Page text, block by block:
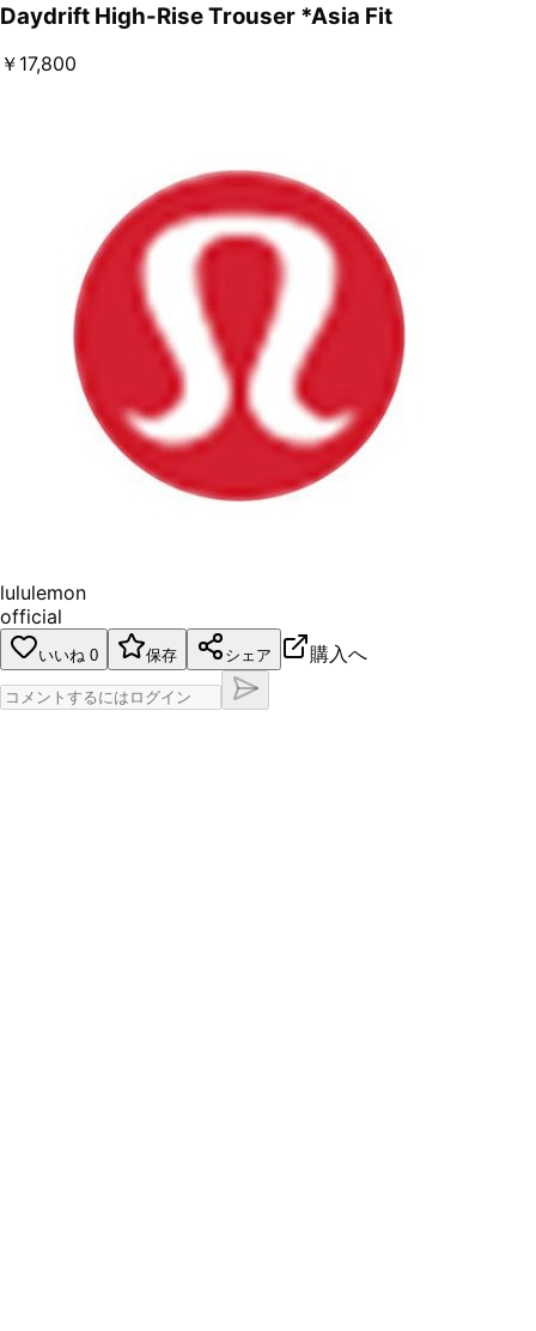
Daydrift High-Rise Trouser *Asia Fit
￥17,800
lululemon
official
いいね 0 保存 シェア 購入へ